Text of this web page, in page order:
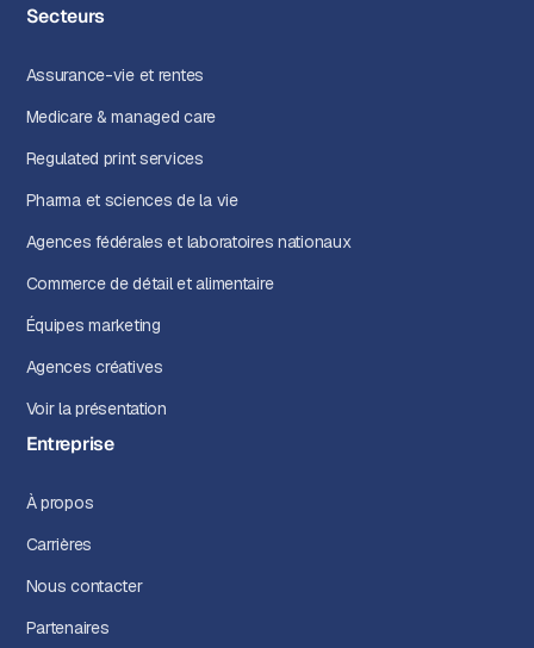
Secteurs
Assurance-vie et rentes
Medicare & managed care
Regulated print services
Pharma et sciences de la vie
Agences fédérales et laboratoires nationaux
Commerce de détail et alimentaire
Équipes marketing
Agences créatives
Voir la présentation
Entreprise
À propos
Carrières
Nous contacter
Partenaires